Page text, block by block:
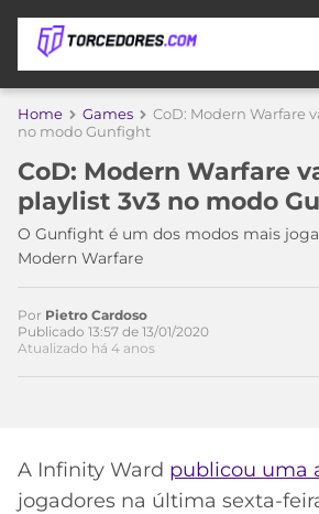
APOSTAS
DE
APOSTA
MELHORES
SITES
DE
APOSTAS
2026
BETBOOM
COPA
DO
MUNDO
TIMES
MEU
PALMEIRAS
CAMPEONATOS
SÉRIE
A
ESPORTIVA
Home Games
CoD: Modern Warfare
no modo Gunfight
CoD: Modern Warfare
playlist 3v3 no modo
O Gunfight é um dos modos mais
Modern Warfare
Acesse o perfil do autor
Por Pietro Cardoso
Publicado 13:57 de 13/01/2020
Atualizado há 4 anos
A Infinity Ward publicou uma
jogadores na última sexta-